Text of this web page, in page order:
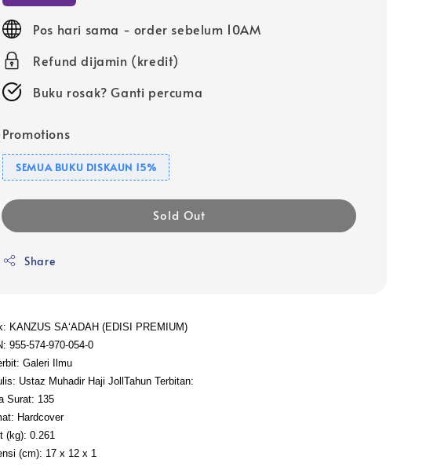
Pos hari sama - order sebelum 10AM
Refund dijamin (kredit)
Buku rosak? Ganti percuma
Promotions
SEMUA BUKU DISKAUN 15%
Sold Out
Share
KANZUS SA‘ADAH (EDISI PREMIUM)
955-574-970-054-0
Galeri Ilmu
Ustaz Muhadir Haji JollTahun Terbitan:
Surat: 135
Hardcover
(kg): 0.261
(cm): 17 x 12 x 1